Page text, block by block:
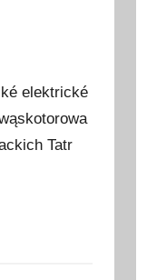
elektrické
Tatr